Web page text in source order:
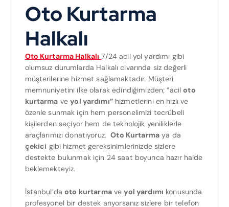
Oto Kurtarma
Halkalı
Oto Kurtarma Halkalı 7/24 acil yol yardımı gibi
olumsuz durumlarda Halkalı civarında siz değerli
müşterilerine hizmet sağlamaktadır. Müşteri
memnuniyetini ilke olarak edindiğimizden; “aciloto
kurtarma veyol yardımı”hizmetlerini en hızlı ve
özenle sunmak için hem personelimizi tecrübeli
kişilerden seçiyor hem de teknolojik yeniliklerle
araçlarımızı donatıyoruz.Oto Kurtarma ya da
çekici gibi hizmet gereksinimlerinizde sizlere
destekte bulunmak için 24 saat boyunca hazır halde
beklemekteyiz.
İstanbul’daoto kurtarmaveyol yardımı konusunda
profesyonel bir destek arıyorsanız sizlere bir telefon